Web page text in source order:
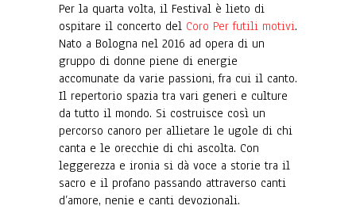
Per la quarta volta, il Festival è lieto di
ospitare il concerto del Coro Per futili motivi.
Nato a Bologna nel 2016 ad opera di un
gruppo di donne piene di energie
accomunate da varie passioni, fra cui il canto.
Il repertorio spazia tra vari generi e culture
da tutto il mondo. Si costruisce così un
percorso canoro per allietare le ugole di chi
canta e le orecchie di chi ascolta. Con
leggerezza e ironia si dà voce a storie tra il
sacro e il profano passando attraverso canti
d’amore, nenie e canti devozionali.